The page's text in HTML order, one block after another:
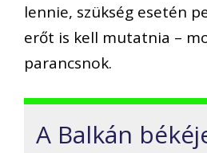
lennie, szükség esetén
erőt is kell mutatnia –
parancsnok.
A Balkán